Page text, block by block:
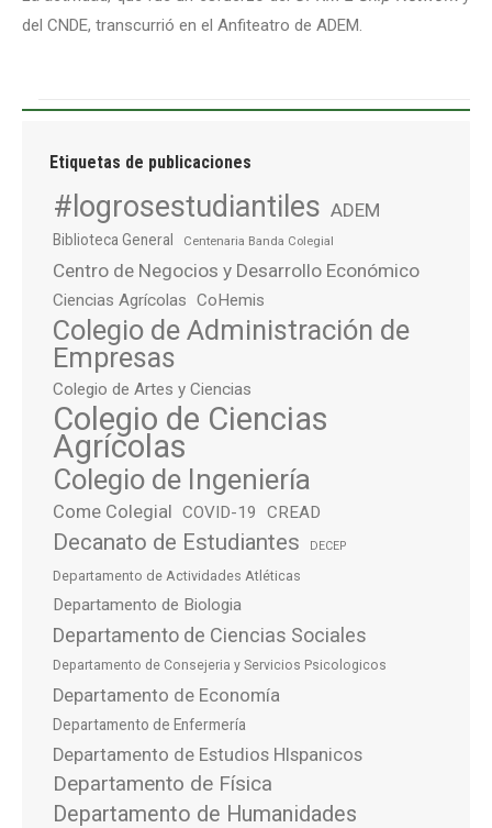
del CNDE, transcurrió en el Anfiteatro de ADEM.
Etiquetas de publicaciones
#logrosestudiantiles ADEM
Biblioteca General Centenaria Banda Colegial
Centro de Negocios y Desarrollo Económico
Ciencias Agrícolas CoHemis
Colegio de Administración de
Empresas
Colegio de Artes y Ciencias
Colegio de Ciencias
Agrícolas
Colegio de Ingeniería
Come Colegial COVID-19 CREAD
Decanato de Estudiantes DECEP
Departamento de Actividades Atléticas
Departamento de Biologia
Departamento de Ciencias Sociales
Departamento de Consejeria y Servicios Psicologicos
Departamento de Economía
Departamento de Enfermería
Departamento de Estudios HIspanicos
Departamento de Física
Departamento de Humanidades